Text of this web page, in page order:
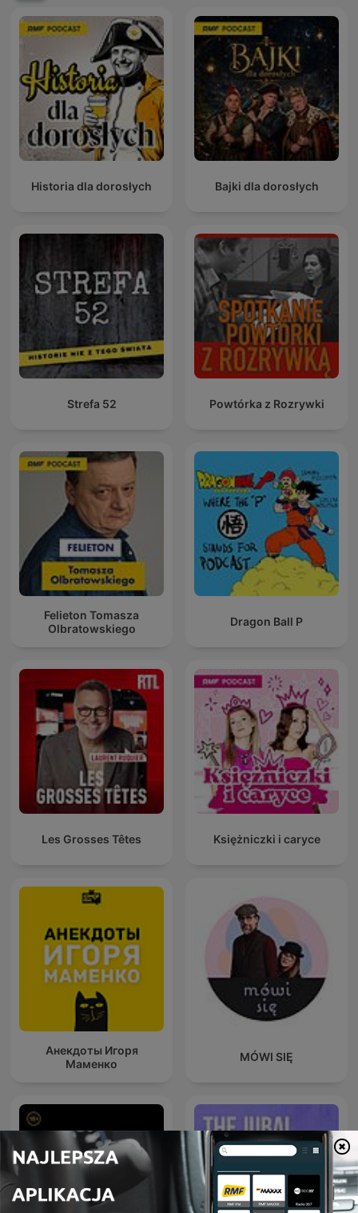
Historia dla dorosłych Bajki dla dorosłych
Strefa 52 Powtórka z Rozrywki
Felieton Tomasza
Olbratowskiego
Dragon Ball P
Les Grosses Têtes Księżniczki i caryce
Анекдоты Игоря
Маменко
MÓWI SIĘ